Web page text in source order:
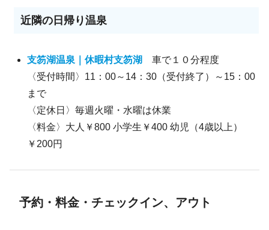
近隣の日帰り温泉
支笏湖温泉｜休暇村支笏湖
車で１０分程度
〈受付時間〉11：00～14：30（受付終了）～15：00
まで
〈定休日〉毎週火曜・水曜は休業
〈料金〉大人￥800 小学生￥400 幼児（4歳以上）
￥200円
予約・料金・チェックイン、アウト